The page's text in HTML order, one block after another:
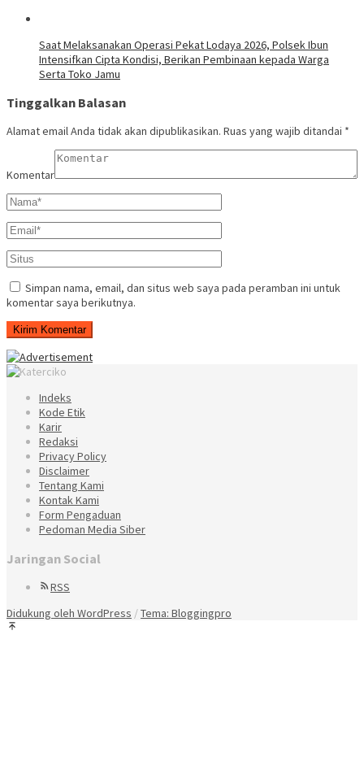
Saat Melaksanakan Operasi Pekat Lodaya 2026, Polsek Ibun
Intensifkan Cipta Kondisi, Berikan Pembinaan kepada Warga
Serta Toko Jamu
Tinggalkan Balasan
Alamat email Anda tidak akan dipublikasikan. Ruas yang wajib ditandai *
Komentar
Simpan nama, email, dan situs web saya pada peramban ini untuk
komentar saya berikutnya.
Indeks
Kode Etik
Karir
Redaksi
Privacy Policy
Disclaimer
Tentang Kami
Kontak Kami
Form Pengaduan
Pedoman Media Siber
Jaringan Social
RSS
Didukung oleh WordPress /Tema: Bloggingpro